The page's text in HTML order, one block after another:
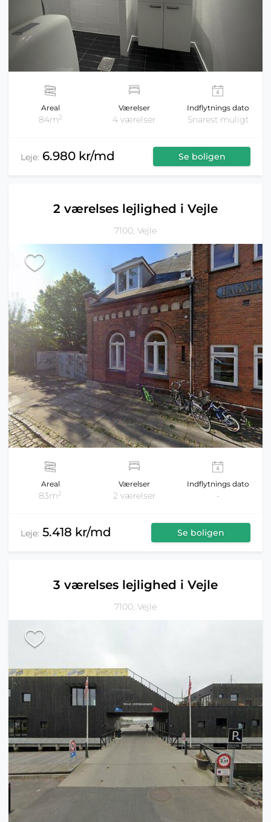
Areal
84m2
Værelser
4 værelser
Indflytnings dato
Snarest muligt
Leje: 6.980 kr/md Se boligen
2 værelses lejlighed i Vejle
7100, Vejle
Areal
83m2
Værelser
2 værelser
Indflytnings dato
-
Leje: 5.418 kr/md Se boligen
3 værelses lejlighed i Vejle
7100, Vejle